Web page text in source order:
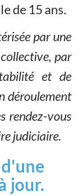
de 15 ans.
par une
par
et de
déroulement
rendez-vous
judiciaire.
jour.